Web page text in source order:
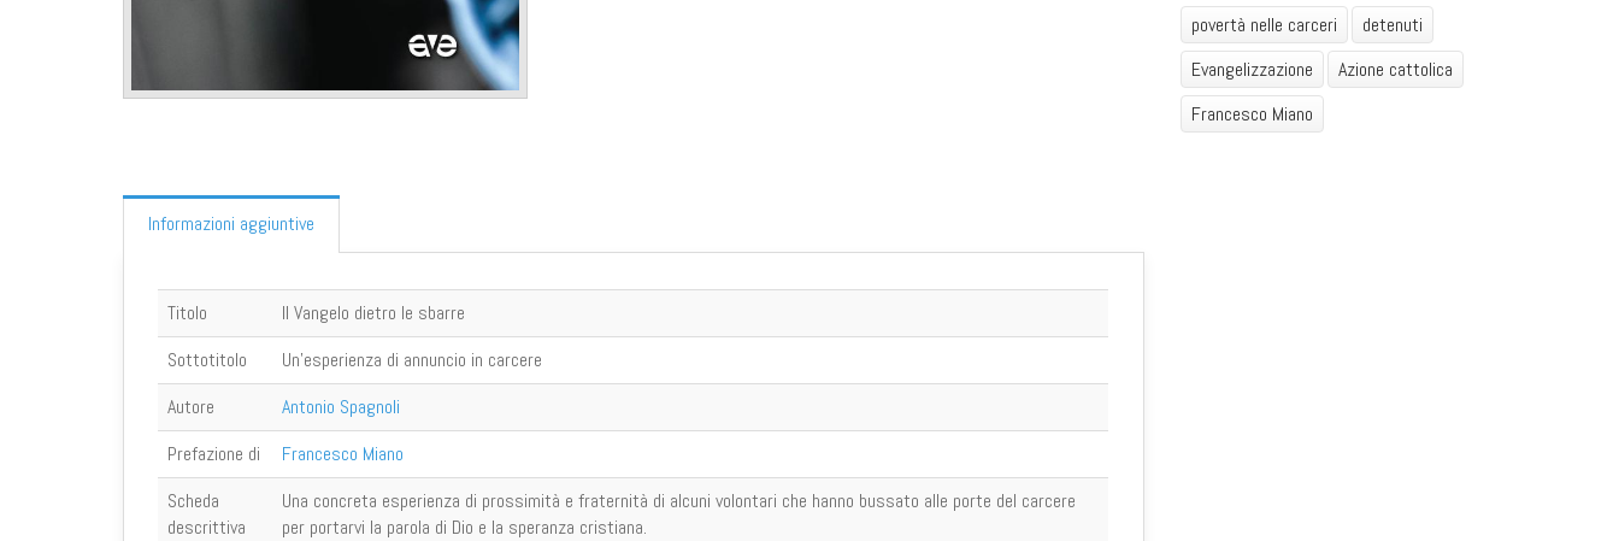
Informazioni aggiuntive
Titolo
Il Vangelo dietro le sbarre
Sottotitolo
Un'esperienza di annuncio in carcere
Autore
Antonio Spagnoli
Prefazione di
Francesco Miano
Scheda
descrittiva
Una concreta esperienza di prossimità e fraternità di alcuni volontari che hanno bussato alle porte del carcere
per portarvi la parola di Dio e la speranza cristiana.
povertà nelle carceri
detenuti
Evangelizzazione
Azione cattolica
Francesco Miano